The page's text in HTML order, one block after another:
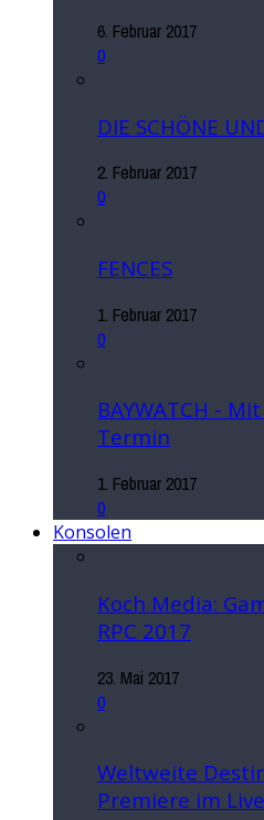
6. Februar 2017
0
DIE SCHÖNE
2. Februar 2017
0
FENCES
1. Februar 2017
0
BAYWATCH -
Termin
1. Februar 2017
0
Konsolen
Koch Media:
RPC 2017
23. Mai 2017
0
Weltweite
Premiere im